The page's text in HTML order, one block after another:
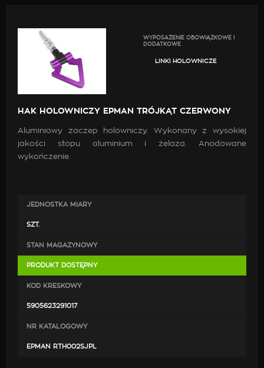
WYPOSAŻENIE OBOWIĄZKOWE I
DODATKOWE
LINKI HOLOWNICZE
HAK HOLOWNICZY EPMAN TRÓJKĄT CZERWONY
Aluminiowy zaczep holowniczy. Wykonany z wysokiej
jakości stopu aluminium i żelaza. Anodowane
wykończenie.
JEDNOSTKA MIARY
SZT.
STAN MAGAZYNOWY
PRODUKT DOSTĘPNY
KOD KRESKOWY
5905623291017
NR KATALOGOWY
EPMAN RTH002SJPL